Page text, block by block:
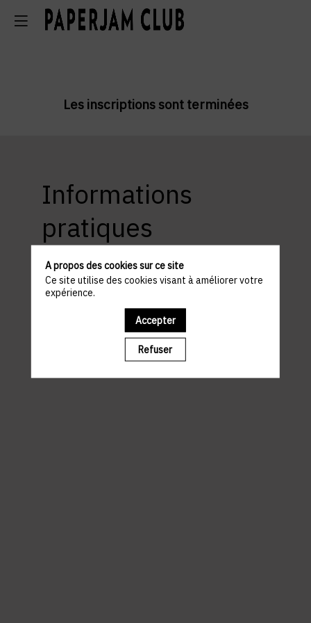
Les inscriptions sont terminées
Informations
pratiques
Lieu :
Parking recommandé :
A propos des cookies sur ce site
Ce site utilise des cookies visant à améliorer votre
expérience.
Accepter
Refuser